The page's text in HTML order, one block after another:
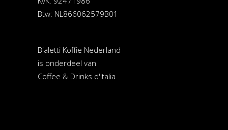
Btw: NL866062579B01
Bialetti Koffie Nederland
is onderdeel van
Coffee & Drinks d'Italia